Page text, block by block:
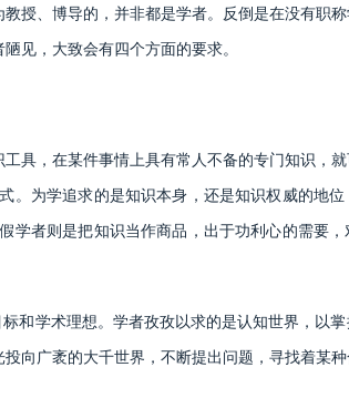
授、博导的，并非都是学者。反倒是在没有职
见，大致会有四个方面的要求。
，在某件事情上具有常人不备的专门知识，
为学追求的是知识本身，还是知识权威的地
者则是把知识当作商品，出于功利心的需要
学术理想。学者孜孜以求的是认知世界，以
向广袤的大千世界，不断提出问题，寻找着某